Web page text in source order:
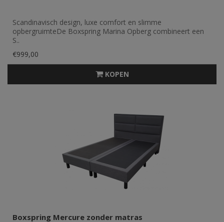
Scandinavisch design, luxe comfort en slimme
opbergruimteDe Boxspring Marina Opberg combineert een
S..
€999,00
KOPEN
Boxspring Mercure zonder matras